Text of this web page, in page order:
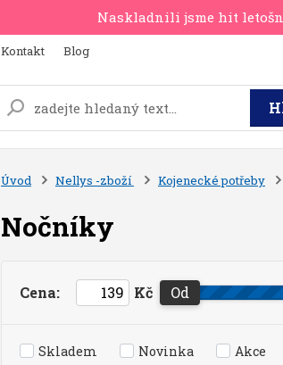
Naskladnili jsme hit
Kontakt Blog
Úvod Nellys -zboží Kojenecké potřeby
Nočníky
Cena: Kč Od
Skladem Novinka Akce